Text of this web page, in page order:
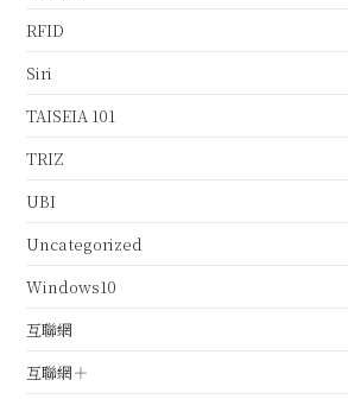
RFID
Siri
TAISEIA 101
TRIZ
UBI
Uncategorized
Windows10
互聯網
互聯網＋